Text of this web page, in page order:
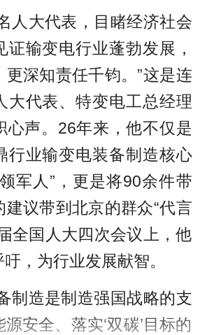
人大代表，目睹经济社会
证输变电行业蓬勃发展，
更深知责任千钧。”这是连
大代表、特变电工总经理
心声。26年来，他不仅是
行业输变电装备制造核心
军人”，更是将90余件带
建议带到北京的群众“代言
全国人大四次会议上，他
，为行业发展献智。
制造是制造强国战略的支
安全、落实‘双碳’目标的